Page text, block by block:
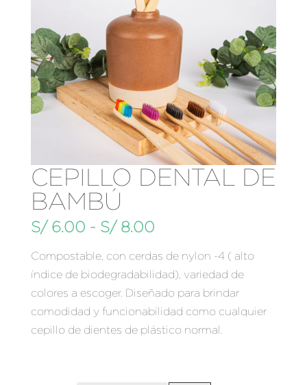
CEPILLO DENTAL DE
BAMBÚ
S/6.00 - S/8.00Rango
precios:
desde
S/ 6.00
hasta
S/ 8.00
Compostable, con cerdas de nylon -4 ( alto
índice de biodegradabilidad), variedad de
colores a escoger. Diseñado para brindar
comodidad y funcionabilidad como cualquier
cepillo de dientes de plástico normal.